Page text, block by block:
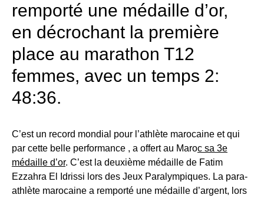
remporté une médaille d’or,
en décrochant la première
place au marathon T12
femmes, avec un temps 2:
48:36.
C’est un record mondial pour l’athlète marocaine et qui
par cette belle performance , a offert au Maroc sa 3e
médaille d’or. C’est la deuxième médaille de Fatim
Ezzahra El Idrissi lors des Jeux Paralympiques. La para-
athlète marocaine a remporté une médaille d’argent, lors